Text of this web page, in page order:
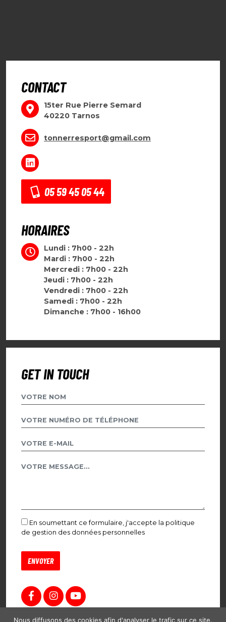
CONTACT
15ter Rue Pierre Semard
40220 Tarnos
tonnerresport@gmail.com
05 59 45 05 44
HORAIRES
Lundi : 7h00 - 22h
Mardi : 7h00 - 22h
Mercredi : 7h00 - 22h
Jeudi : 7h00 - 22h
Vendredi : 7h00 - 22h
Samedi : 7h00 - 22h
Dimanche : 7h00 - 16h00
GET IN TOUCH
En soumettant ce formulaire, j'accepte la politique
de gestion des données personnelles
Nous diffusons des cookies afin d'analyser le trafic sur ce site.